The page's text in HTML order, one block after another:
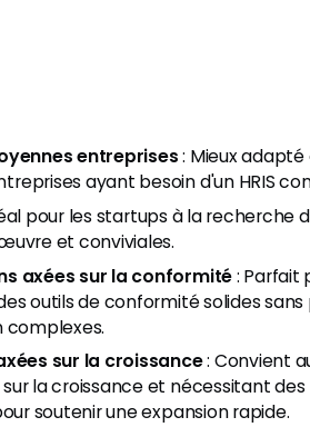
entreprises: Mieux
ayant besoin d'un HRIS
pour les startups à la recherche
et conviviales.
axées sur la conformité: Parfait
outils de conformité solides sans
sur la croissance: Convient
la croissance et nécessitant des
soutenir une expansion rapide.